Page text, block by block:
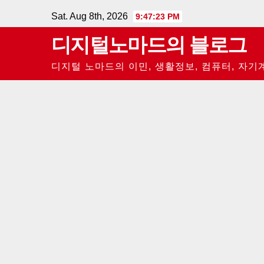
to
Sat. Aug 8th, 2026 9:47:24 PM
디지털노마드의 블로그
디지털 노마드의 이민, 생활정보, 컴퓨터, 자기